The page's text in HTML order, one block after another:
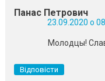
Панас Петрович
23.09.2020 о
Молодцы!
Відповісти